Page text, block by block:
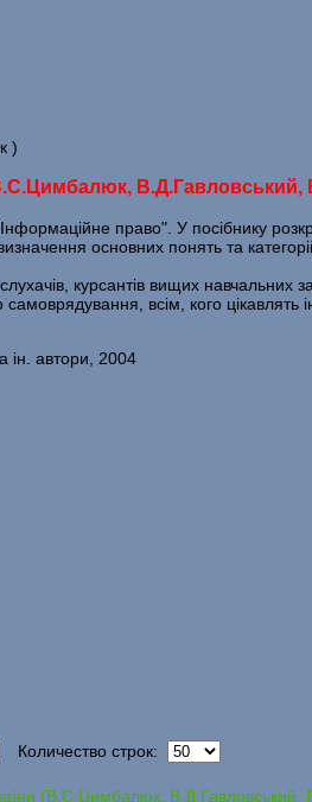
)
В.Д.Гавловський,
право". У посібнику
основних понять та
курсантів вищих
всім, кого
ін. автори, 2004
Количество строк:
(B.C.Цимбалюк, В.Д.Гавловський,